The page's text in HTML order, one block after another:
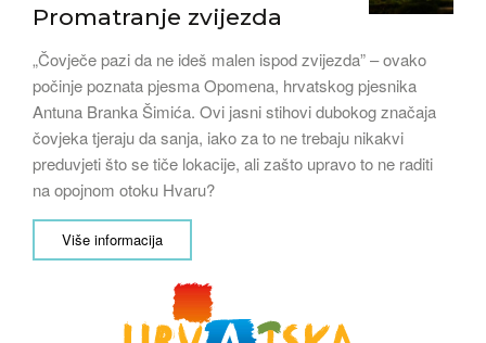
Promatranje zvijezda
„Čovječe pazi da ne ideš malen ispod zvijezda” – ovako
počinje poznata pjesma Opomena, hrvatskog pjesnika
Antuna Branka Šimića. Ovi jasni stihovi dubokog značaja
čovjeka tjeraju da sanja, iako za to ne trebaju nikakvi
preduvjeti što se tiče lokacije, ali zašto upravo to ne raditi
na opojnom otoku Hvaru?
Više informacija